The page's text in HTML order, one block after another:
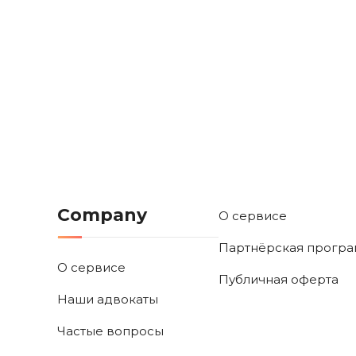
Company
О сервисе
Наши адвокаты
Частые вопросы
О сервисе
Партнёрская
Публичная оферта